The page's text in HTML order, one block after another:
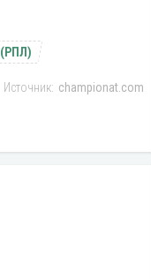
(РПЛ)
championat.com